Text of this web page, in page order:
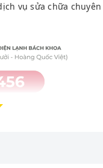
vụ sửa chữa